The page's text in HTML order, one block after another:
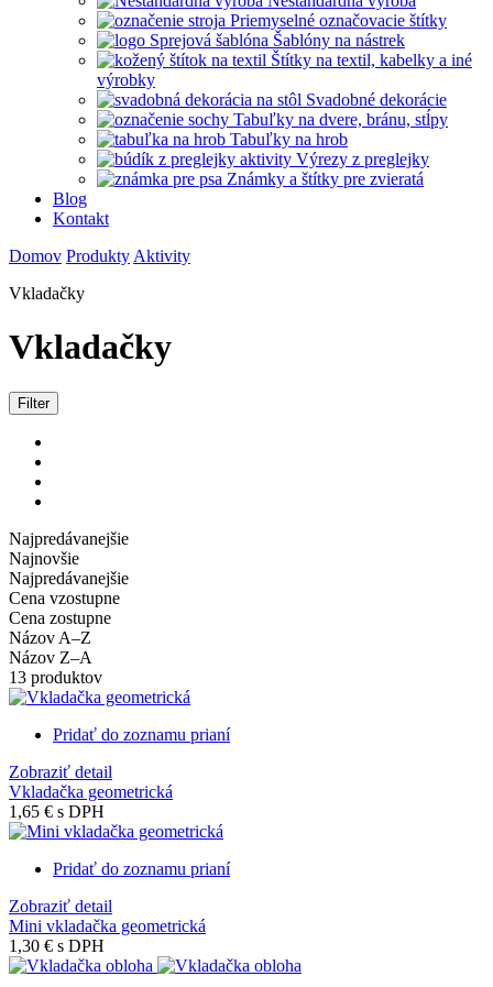
Priemyselné označovacie štítky
Šablóny na nástrek
Štítky na textil, kabelky a iné
výrobky
Svadobné dekorácie
Tabuľky na dvere, bránu, stĺpy
Tabuľky na hrob
Výrezy z preglejky
Známky a štítky pre zvieratá
Blog
Kontakt
Domov Produkty Aktivity
Vkladačky
Vkladačky
Filter
Najpredávanejšie
Najnovšie
Najpredávanejšie
Cena vzostupne
Cena zostupne
Názov A–Z
Názov Z–A
13 produktov
Pridať do zoznamu prianí
Zobraziť detail
Vkladačka geometrická
1,65 € s DPH
Pridať do zoznamu prianí
Zobraziť detail
Mini vkladačka geometrická
1,30 € s DPH